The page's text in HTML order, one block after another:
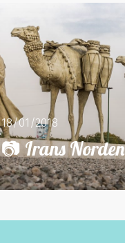
18/01/2018
📷 Irans Norden